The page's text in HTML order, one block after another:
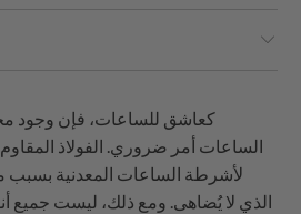
كعاشق للساعات، فإن وجود
الساعات أمر ضروري. الفولاذ
لأشرطة الساعات المعدنية بسبب
الذي لا يُضاهى. ومع ذلك، ليست جميع